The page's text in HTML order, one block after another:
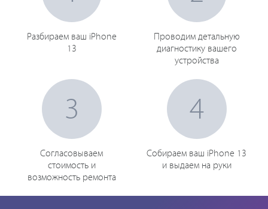
Разбираем ваш iPhone
13
Проводим детальную
диагностику вашего
устройства
3
Согласовываем
стоимость и
возможность ремонта
4
Собираем ваш iPhone 13
и выдаем на руки